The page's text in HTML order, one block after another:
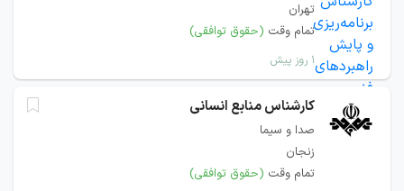
تهران
تمام وقت (حقوق توافقی)
۱ روز پیش
کارشناس منابع انسانی
صدا و سیما
زنجان
تمام وقت (حقوق توافقی)